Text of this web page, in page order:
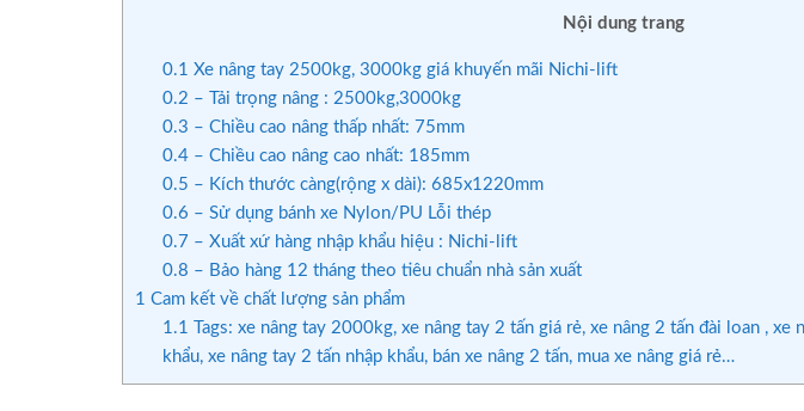
Nội dung trang
0.1 Xe nâng tay 2500kg, 3000kg giá khuyến mãi Nichi-lift
0.2 – Tải trọng nâng : 2500kg,3000kg
0.3 – Chiều cao nâng thấp nhất: 75mm
0.4– Chiều cao nâng cao nhất: 185mm
0.5 – Kích thước càng(rộng x dài): 685x1220mm
0.6 – Sử dụng bánh xe Nylon/PU Lỗi thép
0.7 – Xuất xứ hàng nhập khẩu hiệu : Nichi-lift
0.8 – Bảo hàng 12 tháng theo tiêu chuẩn nhà sản xuất
1 Cam kết về chất lượng sản phẩm
1.1 Tags: xe nâng tay 2000kg, xe nâng tay 2 tấn giá rẻ, xe nâng 2 tấn đài loan ,
khẩu, xe nâng tay 2 tấn nhập khẩu, bán xe nâng 2 tấn, mua xe nâng giá rẻ…